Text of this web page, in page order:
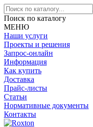
Поиск по каталогу
МЕНЮ
Наши услуги
Проекты и решения
Запрос-онлайн
Информация
Как купить
Доставка
Прайс-листы
Статьи
Нормативные документы
Контакты